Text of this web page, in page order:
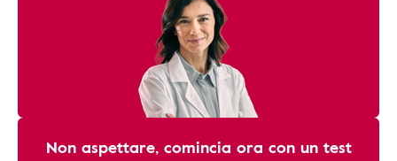
Non aspettare, comincia ora con un test